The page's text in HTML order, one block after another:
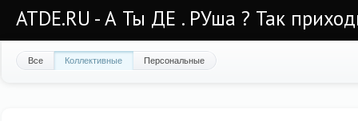
ATDE.RU - А Ты ДЕ . РУша ? Так
Все Коллективные Персональные